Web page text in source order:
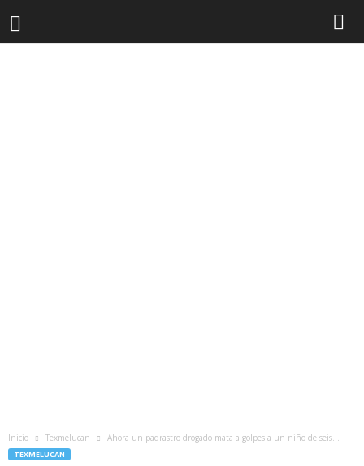
Inicio Texmelucan Ahora un padrastro drogado mata a golpes a un niño de seis...
TEXMELUCAN